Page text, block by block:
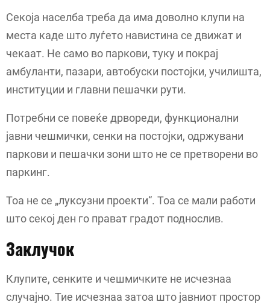
Секоја населба треба да има доволно клупи на
места каде што луѓето навистина се движат и
чекаат. Не само во паркови, туку и покрај
амбуланти, пазари, автобуски постојки, училишта,
институции и главни пешачки рути.
Потребни се повеќе дрвореди, функционални
јавни чешмички, сенки на постојки, одржувани
паркови и пешачки зони што не се претворени во
паркинг.
Тоа не се „луксузни проекти“. Тоа се мали работи
што секој ден го прават градот поднослив.
Заклучок
Клупите, сенките и чешмичките не исчезнаа
случајно. Тие исчезнаа затоа што јавниот простор